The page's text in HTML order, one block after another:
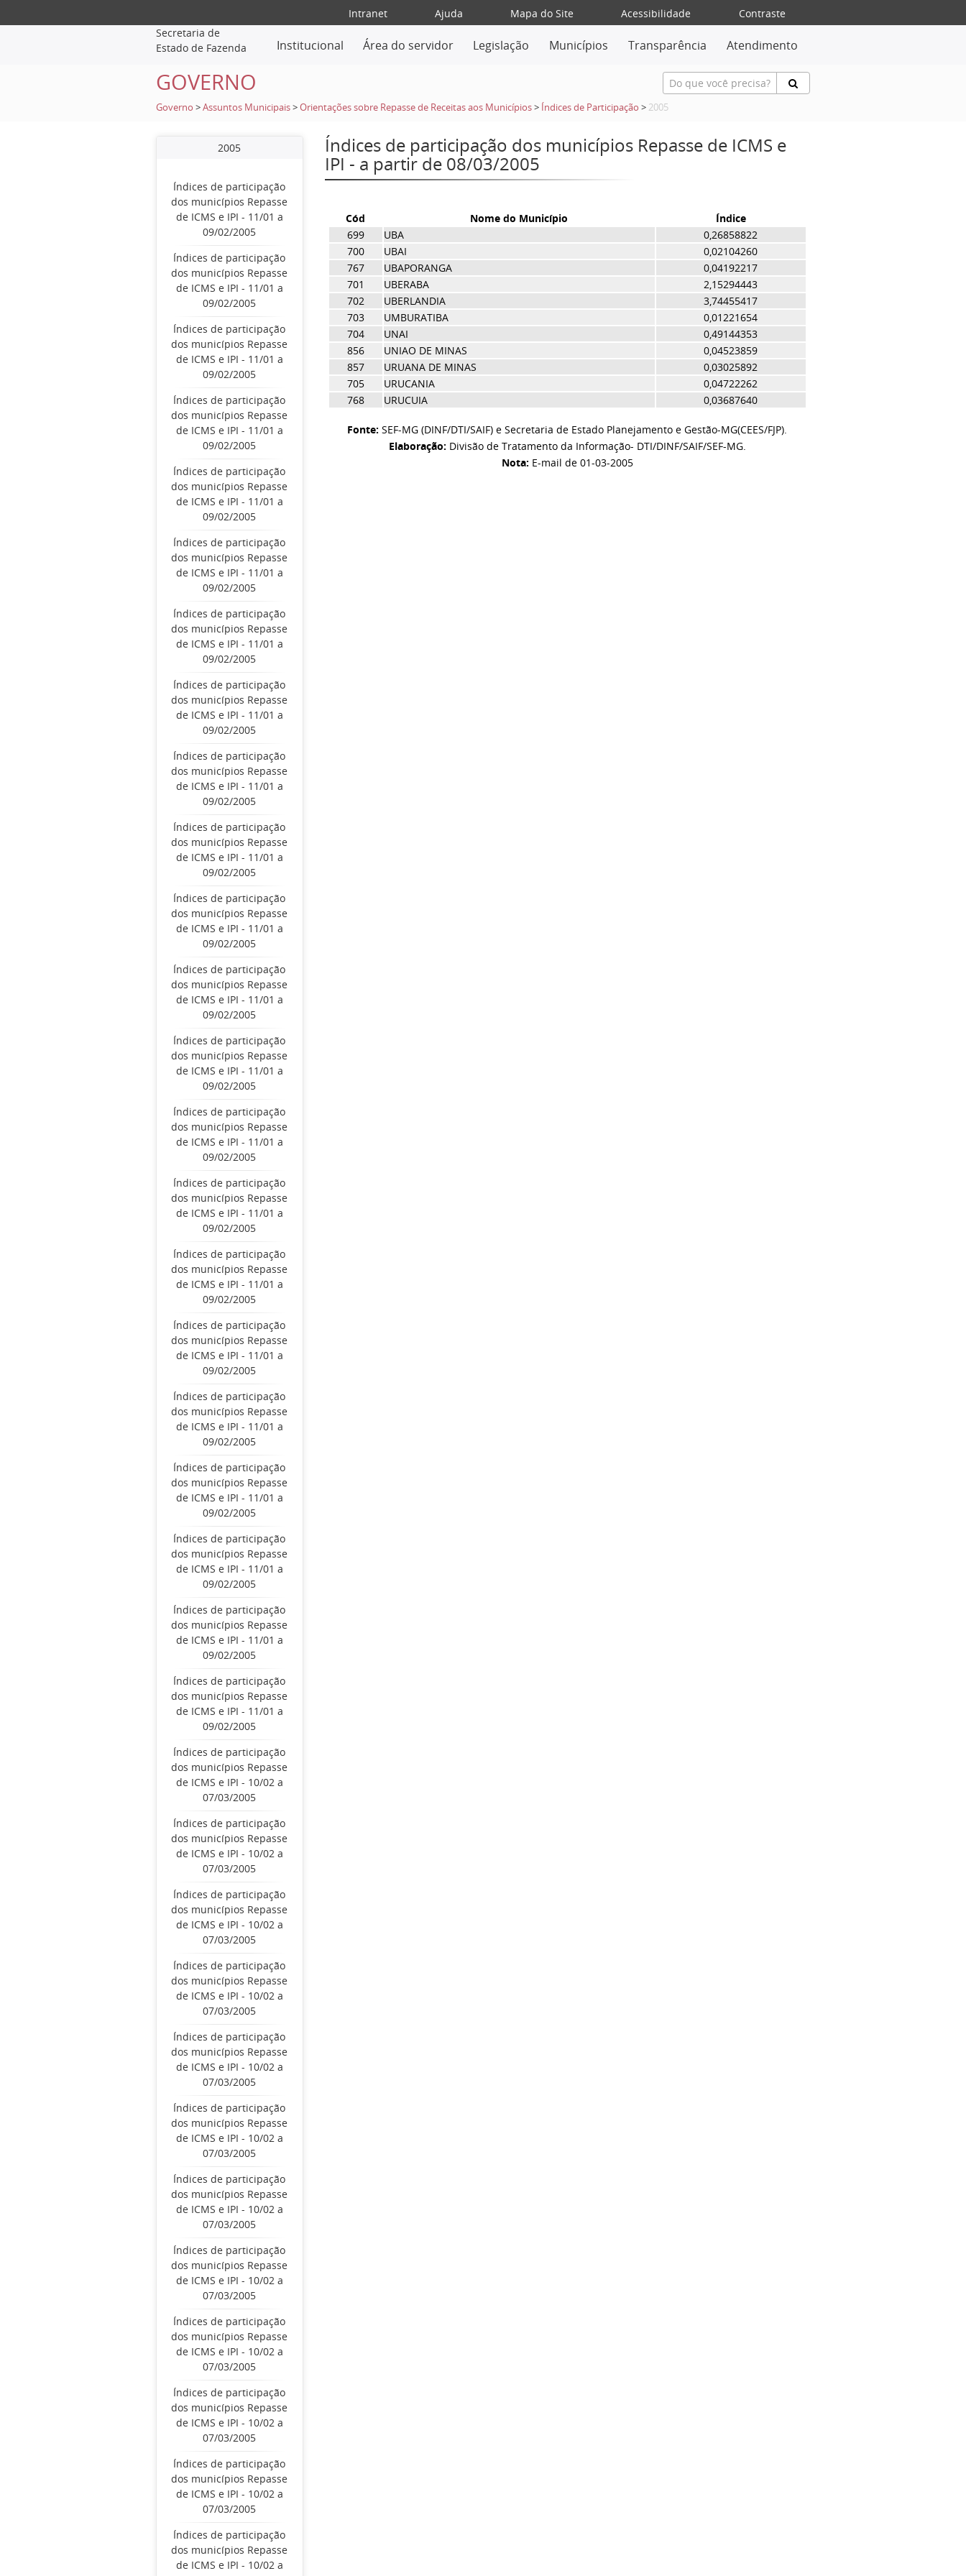
Intranet Ajuda Mapa do Site Acessibilidade
Contraste
Secretaria de
Estado de Fazenda
Institucional Área do servidor Legislação Municípios Transparência Atendimento
GOVERNO
Governo >Assuntos Municipais >Orientações sobre Repasse de Receitas aos Municípios > Índices de Participação > 2005
2005
Índices de participação
dos municípios Repasse
de ICMS e IPI - 11/01 a
09/02/2005
Índices de participação
dos municípios Repasse
de ICMS e IPI - 11/01 a
09/02/2005
Índices de participação
dos municípios Repasse
de ICMS e IPI - 11/01 a
09/02/2005
Índices de participação
dos municípios Repasse
de ICMS e IPI - 11/01 a
09/02/2005
Índices de participação
dos municípios Repasse
de ICMS e IPI - 11/01 a
09/02/2005
Índices de participação
dos municípios Repasse
de ICMS e IPI - 11/01 a
09/02/2005
Índices de participação
dos municípios Repasse
de ICMS e IPI - 11/01 a
09/02/2005
Índices de participação
dos municípios Repasse
de ICMS e IPI - 11/01 a
09/02/2005
Índices de participação
dos municípios Repasse
de ICMS e IPI - 11/01 a
09/02/2005
Índices de participação
dos municípios Repasse
de ICMS e IPI - 11/01 a
09/02/2005
Índices de participação
dos municípios Repasse
de ICMS e IPI - 11/01 a
09/02/2005
Índices de participação
dos municípios Repasse
de ICMS e IPI - 11/01 a
09/02/2005
Índices de participação
dos municípios Repasse
de ICMS e IPI - 11/01 a
09/02/2005
Índices de participação
dos municípios Repasse
de ICMS e IPI - 11/01 a
09/02/2005
Índices de participação
dos municípios Repasse
de ICMS e IPI - 11/01 a
09/02/2005
Índices de participação
dos municípios Repasse
de ICMS e IPI - 11/01 a
09/02/2005
Índices de participação
dos municípios Repasse
de ICMS e IPI - 11/01 a
09/02/2005
Índices de participação
dos municípios Repasse
de ICMS e IPI - 11/01 a
09/02/2005
Índices de participação
dos municípios Repasse
de ICMS e IPI - 11/01 a
09/02/2005
Índices de participação
dos municípios Repasse
de ICMS e IPI - 11/01 a
09/02/2005
Índices de participação
dos municípios Repasse
de ICMS e IPI - 11/01 a
09/02/2005
Índices de participação
dos municípios Repasse
de ICMS e IPI - 11/01 a
09/02/2005
Índices de participação
dos municípios Repasse
de ICMS e IPI - 10/02 a
07/03/2005
Índices de participação
dos municípios Repasse
de ICMS e IPI - 10/02 a
07/03/2005
Índices de participação
dos municípios Repasse
de ICMS e IPI - 10/02 a
07/03/2005
Índices de participação
dos municípios Repasse
de ICMS e IPI - 10/02 a
07/03/2005
Índices de participação
dos municípios Repasse
de ICMS e IPI - 10/02 a
07/03/2005
Índices de participação
dos municípios Repasse
de ICMS e IPI - 10/02 a
07/03/2005
Índices de participação
dos municípios Repasse
de ICMS e IPI - 10/02 a
07/03/2005
Índices de participação
dos municípios Repasse
de ICMS e IPI - 10/02 a
07/03/2005
Índices de participação
dos municípios Repasse
de ICMS e IPI - 10/02 a
07/03/2005
Índices de participação
dos municípios Repasse
de ICMS e IPI - 10/02 a
07/03/2005
Índices de participação
dos municípios Repasse
de ICMS e IPI - 10/02 a
07/03/2005
Índices de participação
dos municípios Repasse
de ICMS e IPI - 10/02 a
Índices de participação dos municípios Repasse de ICMS e
IPI - a partir de 08/03/2005
Cód Nome do Município
Índice
699
UBA
0,26858822
700
UBAI
0,02104260
767
UBAPORANGA
0,04192217
701
UBERABA
2,15294443
702
UBERLANDIA
3,74455417
703
UMBURATIBA
0,01221654
704
UNAI
0,49144353
856
UNIAO DE MINAS
0,04523859
857
URUANA DE MINAS
0,03025892
705
URUCANIA
0,04722262
768
URUCUIA 0,03687640
Fonte: SEF-MG (DINF/DTI/SAIF) e Secretaria de Estado Planejamento e Gestão-MG(CEES/FJP).
Elaboração: Divisão de Tratamento da Informação- DTI/DINF/SAIF/SEF-MG.
Nota: E-mail de 01-03-2005